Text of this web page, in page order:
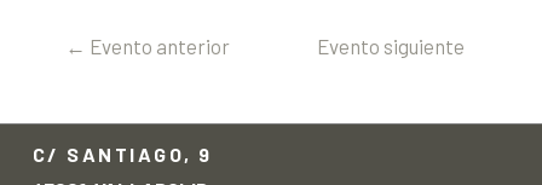
← Evento anterior
Evento siguiente
C/ SANTIAGO, 9